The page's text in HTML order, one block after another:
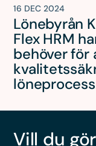
16 DEC 2024
Lönebyrån
Flex HRM
behöver för
Vill du